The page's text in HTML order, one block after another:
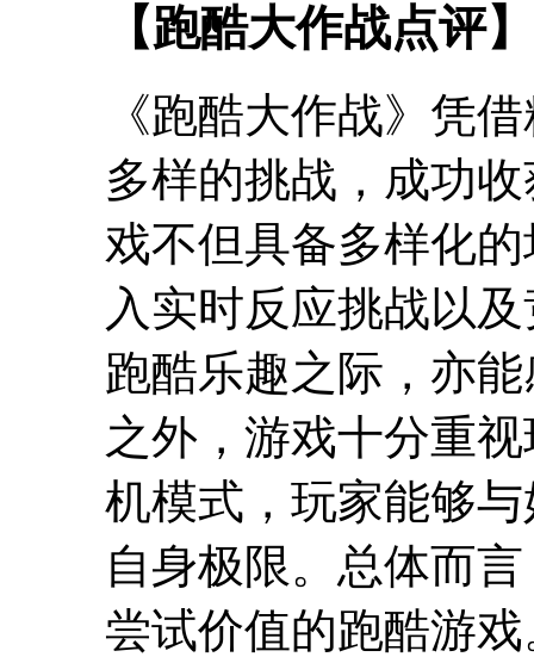
【跑酷大作战点评】
《跑酷大作战》凭
多样的挑战，成功
戏不但具备多样化
入实时反应挑战以
跑酷乐趣之际，亦
之外，游戏十分重
机模式，玩家能够
自身极限。总体而
尝试价值的跑酷游戏